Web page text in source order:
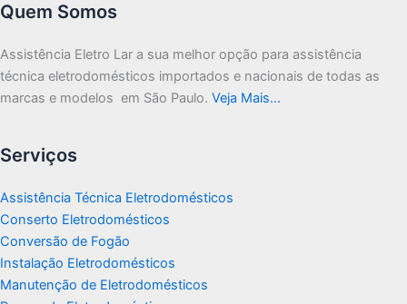
Quem Somos
Assistência Eletro Lar a sua melhor opção para assistência
técnica eletrodomésticos importados e nacionais de todas as
marcas e modelos em São Paulo. Veja Mais…
Serviços
Assistência Técnica Eletrodomésticos
Conserto Eletrodomésticos
Conversão de Fogão
Instalação Eletrodomésticos
Manutenção de Eletrodomésticos